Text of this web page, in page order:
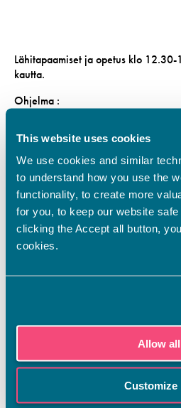
This website uses cookies
We use cookies and similar
to understand how you use the
functionality, to create more
for you, to keep our website
clicking the Accept all button,
cookies.
Allow all
Customize
Lähitapaamiset ja opetus klo
kautta.
Ohjelma :
22.10. Tiimivetäjän roolit, tehtävät ja
4.11. Peili-käyttäytymistyylianalyysi
19.11. Work-shop pienryhmissä
2.12. Onnistu esihenkilönä tai
11.2. Henkilöstötyön käytäntöjä
24.2. Workshop
11.3. Toiminnan kannattavuus ja